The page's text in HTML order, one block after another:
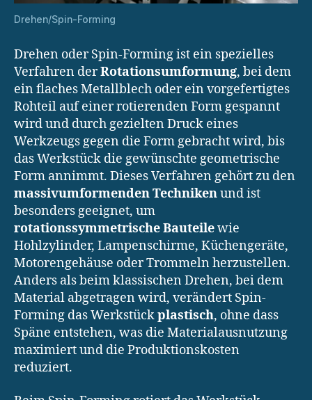
Drehen/Spin-Forming
Drehen oder Spin-Forming ist ein spezielles
Verfahren derRotationsumformung, bei dem
ein flaches Metallblech oder ein vorgefertigtes
Rohteil auf einer rotierenden Form gespannt
wird und durch gezielten Druck eines
Werkzeugs gegen die Form gebracht wird, bis
das Werkstück die gewünschte geometrische
Form annimmt. Dieses Verfahren gehört zu den
massivumformenden Technikenund ist
besonders geeignet, um
rotationssymmetrische Bauteilewie
Hohlzylinder, Lampenschirme, Küchengeräte,
Motorengehäuse oder Trommeln herzustellen.
Anders als beim klassischen Drehen, bei dem
Material abgetragen wird, verändert Spin-
Forming das Werkstückplastisch, ohne dass
Späne entstehen, was die Materialausnutzung
maximiert und die Produktionskosten
reduziert.